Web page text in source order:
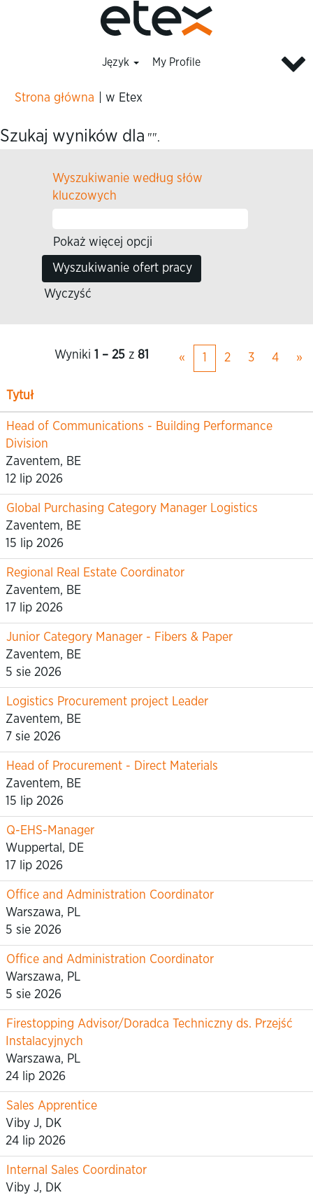
Język My Profile
Strona główna w Etex
Szukaj wyników dla "".
Wyszukiwanie według słów
kluczowych
Pokaż więcej opcji
Wyczyść
Wyniki 1 – 25 z 81 « 1 2 3 4 »
Tytuł
Head of Communications - Building Performance
Division
Zaventem, BE
12 lip 2026
Global Purchasing Category Manager Logistics
Zaventem, BE
15 lip 2026
Regional Real Estate Coordinator
Zaventem, BE
17 lip 2026
Junior Category Manager - Fibers & Paper
Zaventem, BE
5 sie 2026
Logistics Procurement project Leader
Zaventem, BE
7 sie 2026
Head of Procurement - Direct Materials
Zaventem, BE
15 lip 2026
Q-EHS-Manager
Wuppertal, DE
17 lip 2026
Office and Administration Coordinator
Warszawa, PL
5 sie 2026
Office and Administration Coordinator
Warszawa, PL
5 sie 2026
Firestopping Advisor/Doradca Techniczny ds. Przejść
Instalacyjnych
Warszawa, PL
24 lip 2026
Sales Apprentice
Viby J, DK
24 lip 2026
Internal Sales Coordinator
Viby J, DK